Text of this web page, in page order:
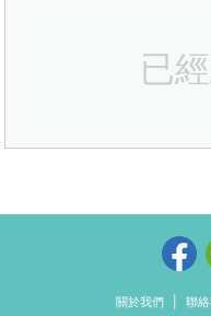
已
關於我們 聯